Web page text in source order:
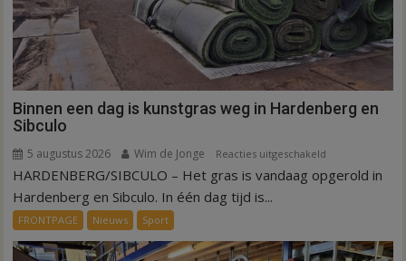
Binnen een dag is kunstgras weg in Hardenberg en
Sibculo
5 augustus 2026 Wim de Jonge Reacties uitgeschakeld
Binnen
kunstgras
HARDENBERG/SIBCULO – Het gras is vandaag opgerold in
Hardenberg en Sibculo. In één dag tijd is...
FRONTPAGE Nieuws Sport